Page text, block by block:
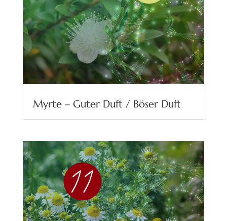
Myrte – Guter Duft / Böser Duft